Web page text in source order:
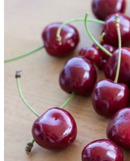
73269 Hochdorf
contact[[@]]foto-paletti.de
https://foto-paletti.de
Foto-Paletti
Powered byWordPress
Theme: Renkon von Elmastudio
Home
Portfolio
Florales
Menschen